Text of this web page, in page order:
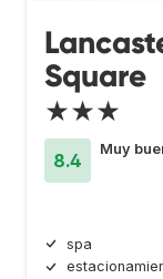
Square
★★★
8.4
Muy
spa